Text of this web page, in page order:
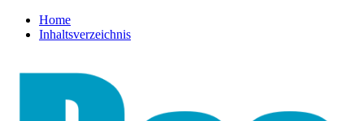
Home
Inhaltsverzeichnis